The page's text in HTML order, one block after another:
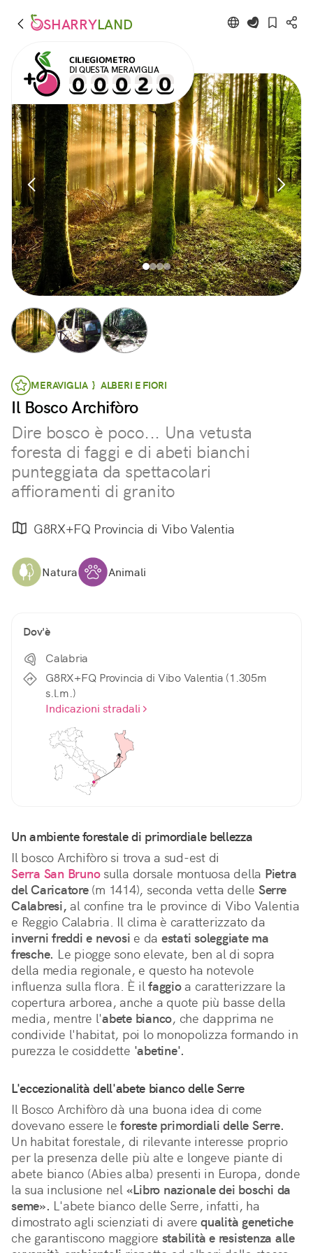
SHARRYLAND
CILIEGIOMETRO
DI QUESTA MERAVIGLIA
MERAVIGLIA } ALBERI E FIORI
Il Bosco Archifòro
Dire bosco è poco... Una vetusta
foresta di faggi e di abeti bianchi
punteggiata da spettacolari
affioramenti di granito
G8RX+FQ Provincia di Vibo Valentia
Natura Animali
Dov'è
Calabria
G8RX+FQ Provincia di Vibo Valentia (1.305m
s.l.m.)
Indicazioni stradali
Un ambiente forestale di primordiale bellezza
Il bosco Archifòro si trova a sud-est di
Serra San Bruno sulla dorsale montuosa della Pietra
del Caricatore (m 1414), seconda vetta delle Serre
Calabresi, al confine tra le province di Vibo Valentia
inverni freddi e nevosi e da estati soleggiate ma
fresche. Le piogge sono elevate, ben al di sopra
della media regionale, e questo ha notevole
influenza sulla flora. È il faggio a caratterizzare la
copertura arborea, anche a quote più basse della
media, mentre l'abete bianco, che dapprima ne
condivide l'habitat, poi lo monopolizza formando in
purezza le cosiddette 'abetine'.
L'eccezionalità dell'abete bianco delle Serre
Il Bosco Archifòro dà una buona idea di come
dovevano essere le foreste primordiali delle Serre.
Un habitat forestale, di rilevante interesse proprio
per la presenza delle più alte e longeve piante di
abete bianco (Abies alba) presenti in Europa, donde
la sua inclusione nel «Libro nazionale dei boschi da
seme». L'abete bianco delle Serre, infatti, ha
dimostrato agli scienziati di avere qualità genetiche
che garantiscono maggiore stabilità e resistenza alle